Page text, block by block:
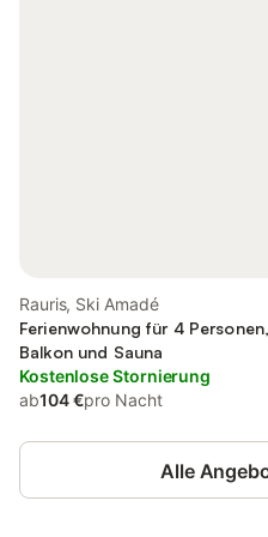
Rauris, Ski Amadé
Ferienwohnung für 4
Balkon und Sauna
Kostenlose Stornierung
ab104 €pro Nacht
Alle